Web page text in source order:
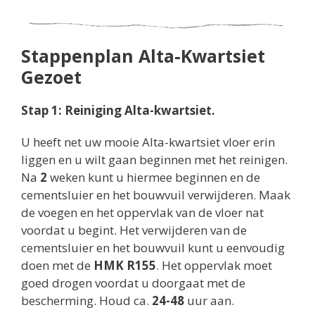
Stappenplan Alta-Kwartsiet
Gezoet
Stap 1: Reiniging Alta-kwartsiet.
U heeft net uw mooie Alta-kwartsiet vloer erin
liggen en u wilt gaan beginnen met het reinigen.
Na 2 weken kunt u hiermee beginnen en de
cementsluier en het bouwvuil verwijderen. Maak
de voegen en het oppervlak van de vloer nat
voordat u begint. Het verwijderen van de
cementsluier en het bouwvuil kunt u eenvoudig
doen met de HMK R155. Het oppervlak moet
goed drogen voordat u doorgaat met de
bescherming. Houd ca. 24-48 uur aan.